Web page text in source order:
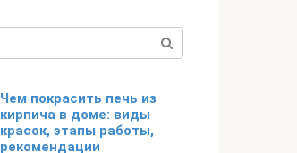
Чем покрасить печь из
кирпича в доме: виды
красок, этапы работы,
рекомендации